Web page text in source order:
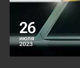
26
июля
2023